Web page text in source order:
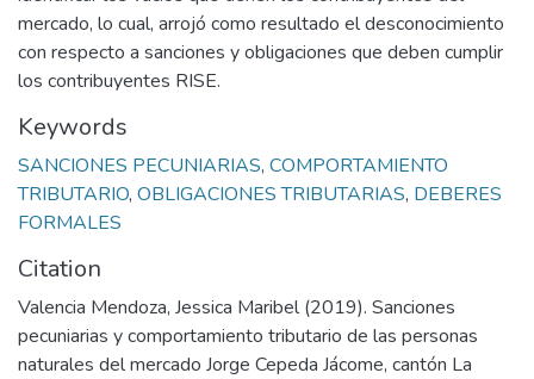
mercado, lo cual, arrojó como resultado el desconocimiento
con respecto a sanciones y obligaciones que deben cumplir
los contribuyentes RISE.
Keywords
SANCIONES PECUNIARIAS, COMPORTAMIENTO
TRIBUTARIO, OBLIGACIONES TRIBUTARIAS, DEBERES
FORMALES
Citation
Valencia Mendoza, Jessica Maribel (2019). Sanciones
pecuniarias y comportamiento tributario de las personas
naturales del mercado Jorge Cepeda Jácome, cantón La